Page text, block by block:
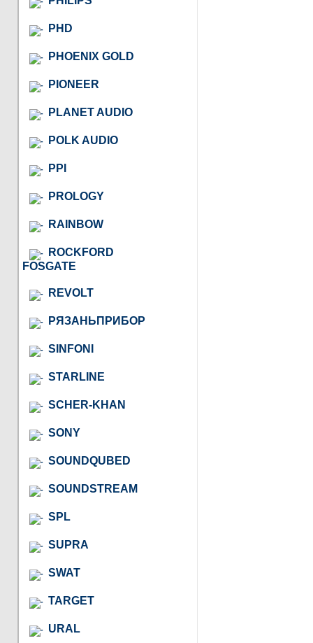
PHD
PHOENIX GOLD
PIONEER
PLANET AUDIO
POLK AUDIO
PPI
PROLOGY
RAINBOW
ROCKFORD
FOSGATE
REVOLT
РЯЗАНЬПРИБОР
SINFONI
STARLINE
SCHER-KHAN
SONY
SOUNDQUBED
SOUNDSTREAM
SPL
SUPRA
SWAT
TARGET
URAL